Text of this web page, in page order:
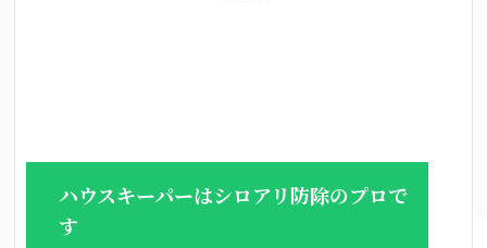
ハウスキーパーはシロアリ防除のプロで
す